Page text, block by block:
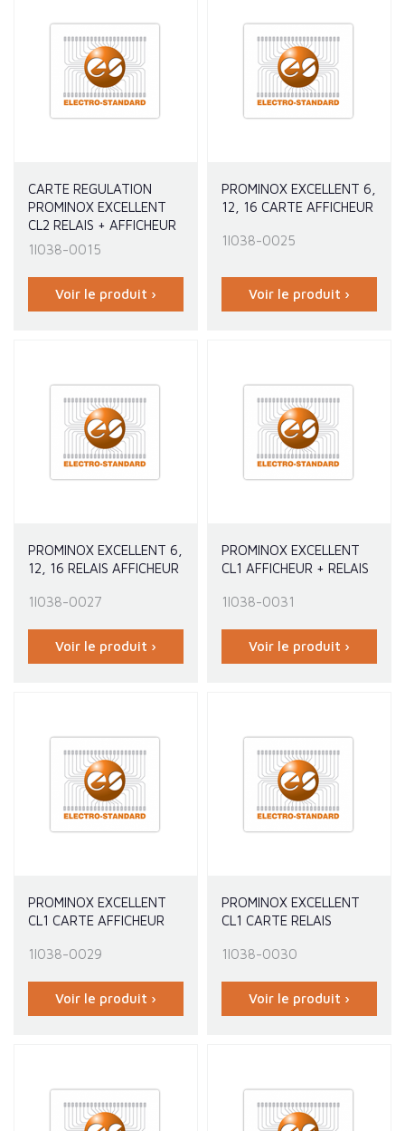
CARTE REGULATION
PROMINOX EXCELLENT
CL2 RELAIS + AFFICHEUR
1I038-0015
Voir le produit ›
PROMINOX EXCELLENT 6,
12, 16 CARTE AFFICHEUR
1I038-0025
Voir le produit ›
PROMINOX EXCELLENT 6,
12, 16 RELAIS AFFICHEUR
1I038-0027
Voir le produit ›
PROMINOX EXCELLENT
CL1 AFFICHEUR + RELAIS
1I038-0031
Voir le produit ›
PROMINOX EXCELLENT
CL1 CARTE AFFICHEUR
1I038-0029
Voir le produit ›
PROMINOX EXCELLENT
CL1 CARTE RELAIS
1I038-0030
Voir le produit ›